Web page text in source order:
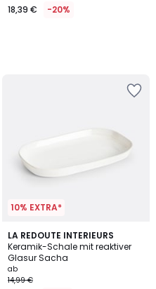
18,39 € -20%
10% EXTRA*
LA REDOUTE INTERIEURS
Keramik-Schale mit reaktiver
Glasur Sacha
ab
14,99 €
5
/
5
2
Farben